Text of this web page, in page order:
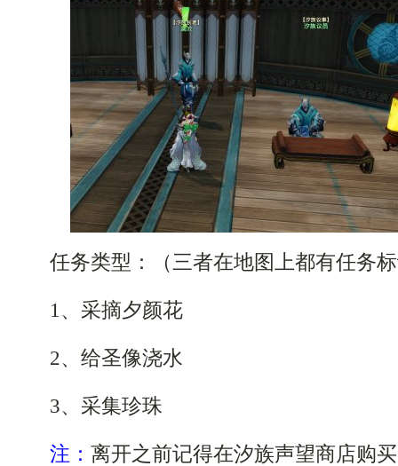
任务类型：（三者在地图上都有任务
1、采摘夕颜花
2、给圣像浇水
3、采集珍珠
注： 离开之前记得在汐族声望商店购